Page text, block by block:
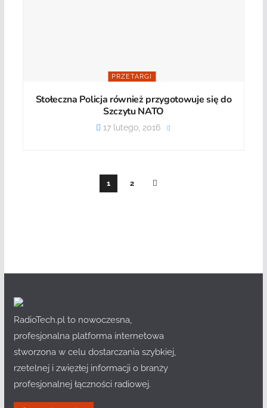
PRZETARGI
Stołeczna Policja również przygotowuje się do
Szczytu NATO
17 lutego, 2016
1 2
RadioTech.pl to nowoczesna,
profesjonalna platforma internetowa
stworzona w celu dostarczania szybkiej,
rzetelnej i zwięzłej informacji o branży
profesjonalnej łączności radiowej.